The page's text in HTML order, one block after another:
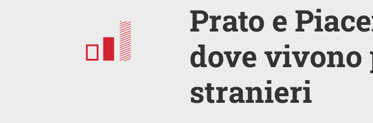
Prato e
dove
stranieri